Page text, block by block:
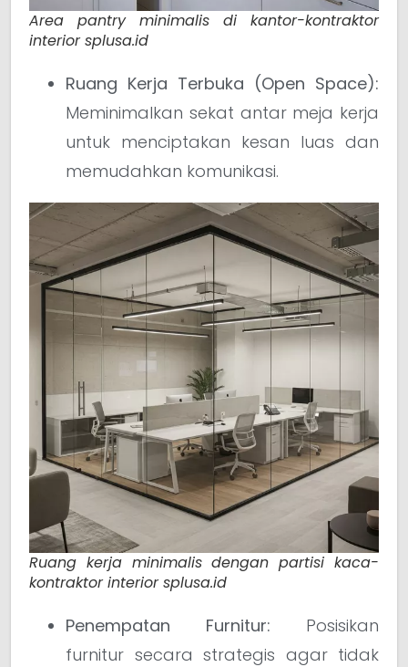
Area pantry minimalis di kantor-kontraktor
interior splusa.id
Ruang Kerja Terbuka (Open Space):
Meminimalkan sekat antar meja kerja
untuk menciptakan kesan luas dan
memudahkan komunikasi.
Ruang kerja minimalis dengan partisi kaca-
kontraktor interior splusa.id
Penempatan Furnitur: Posisikan
furnitur secara strategis agar tidak